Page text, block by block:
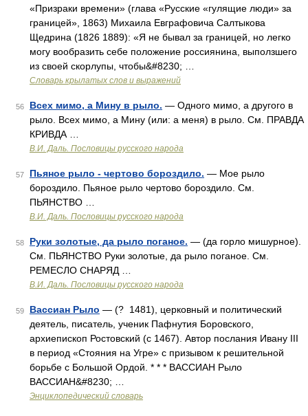
«Призраки времени» (глава «Русские «гулящие люди» за
границей», 1863) Михаила Евграфовича Салтыкова
Щедрина (1826 1889): «Я не бывал за границей, но легко
могу вообразить себе положение россиянина, выползшего
из своей скорлупы, чтобы&#8230; …
Словарь крылатых слов и выражений
56 Всех мимо, а Мину в рыло. — Одного мимо, а другого в
рыло. Всех мимо, а Мину (или: а меня) в рыло. См. ПРАВДА
КРИВДА …
В.И. Даль. Пословицы русского народа
57 Пьяное рыло - чертово бороздило. — Мое рыло
бороздило. Пьяное рыло чертово бороздило. См.
ПЬЯНСТВО …
В.И. Даль. Пословицы русского народа
58 Руки золотые, да рыло поганое. — (да горло мишурное).
См. ПЬЯНСТВО Руки золотые, да рыло поганое. См.
РЕМЕСЛО СНАРЯД …
В.И. Даль. Пословицы русского народа
59 Вассиан Рыло — (? 1481), церковный и политический
деятель, писатель, ученик Пафнутия Боровского,
архиепископ Ростовский (с 1467). Автор послания Ивану III
в период «Стояния на Угре» с призывом к решительной
борьбе с Большой Ордой. * * * ВАССИАН Рыло
ВАССИАН&#8230; …
Энциклопедический словарь